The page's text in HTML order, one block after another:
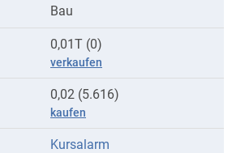
Bau
0,01T (0)
verkaufen
0,02 (5.616)
kaufen
Kursalarm